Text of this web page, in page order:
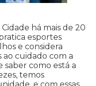
há mais de 20
esportes
e considera
cuidado com a
saber como está a
temos